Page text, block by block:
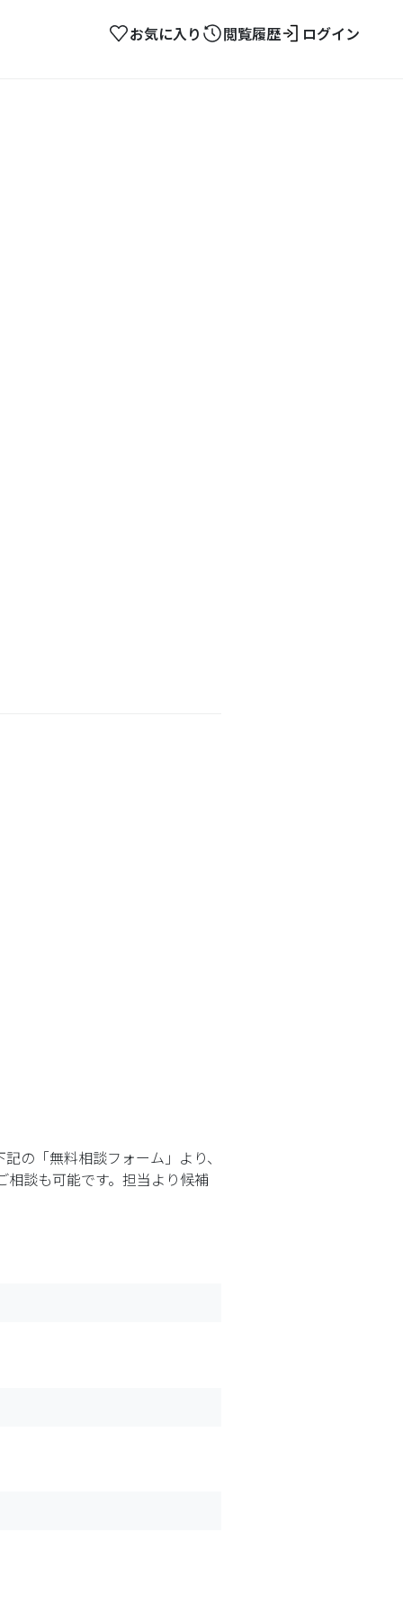
お気に入り 閲覧履歴 ログイン
の「無料相談フォーム」より、
談も可能です。担当より候補